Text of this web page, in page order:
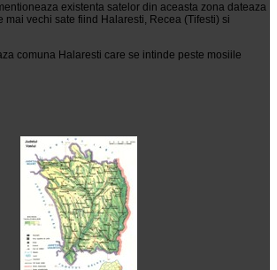
existenta satelor din aceasta zona dateaza
mai vechi sate fiind Halaresti, Recea (Tifesti) si
comuna Halaresti care se intinde peste mosiile